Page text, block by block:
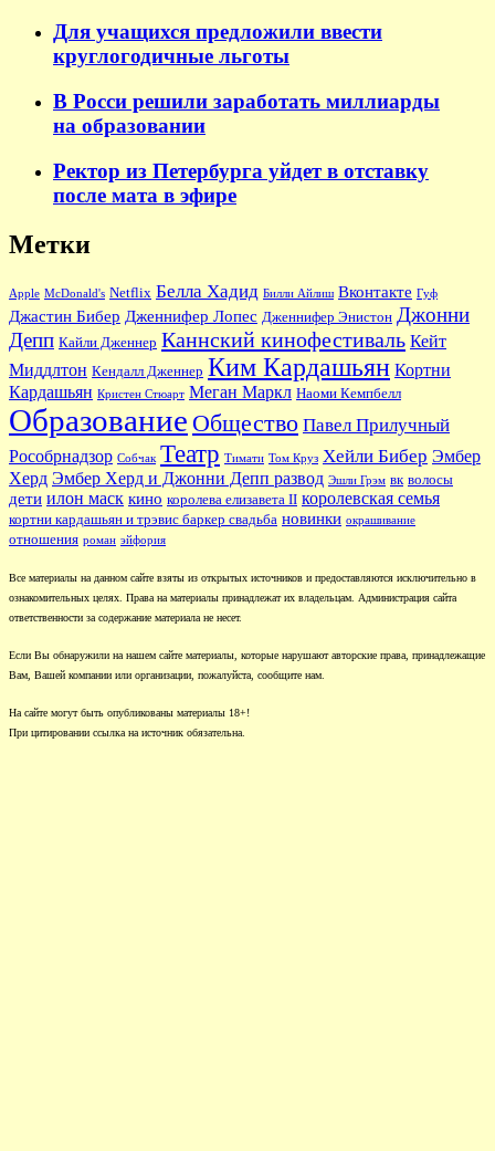
Для учащихся предложили ввести
круглогодичные льготы
В Росси решили заработать миллиарды
на образовании
Ректор из Петербурга уйдет в отставку
после мата в эфире
Метки
Apple McDonald's Netflix Белла Хадид Билли Айлиш Вконтакте Гуф
Джастин Бибер Дженнифер Лопес Дженнифер Энистон Джонни
Депп Кайли Дженнер Каннский кинофестиваль Кейт
Миддлтон Кендалл Дженнер Ким Кардашьян Кортни
Кардашьян Кристен Стюарт Меган Маркл Наоми Кемпбелл
Образование Общество Павел Прилучный
Рособрнадзор Собчак Театр Тимати Том Круз Хейли Бибер Эмбер
Херд Эмбер Херд и Джонни Депп развод Эшли Грэм вк волосы
дети илон маск кино королева елизавета II королевская семья
кортни кардашьян и трэвис баркер свадьба новинки окрашивание
отношения роман эйфория
Все материалы на данном сайте взяты из открытых источников и предоставляются исключительно в
ознакомительных целях. Права на материалы принадлежат их владельцам. Администрация сайта
ответственности за содержание материала не несет.
Если Вы обнаружили на нашем сайте материалы, которые нарушают авторские права, принадлежащие
Вам, Вашей компании или организации, пожалуйста, сообщите нам.
На сайте могут быть опубликованы материалы 18+!
При цитировании ссылка на источник обязательна.